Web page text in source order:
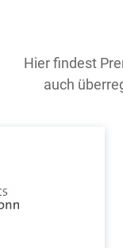
Hier findest
auch